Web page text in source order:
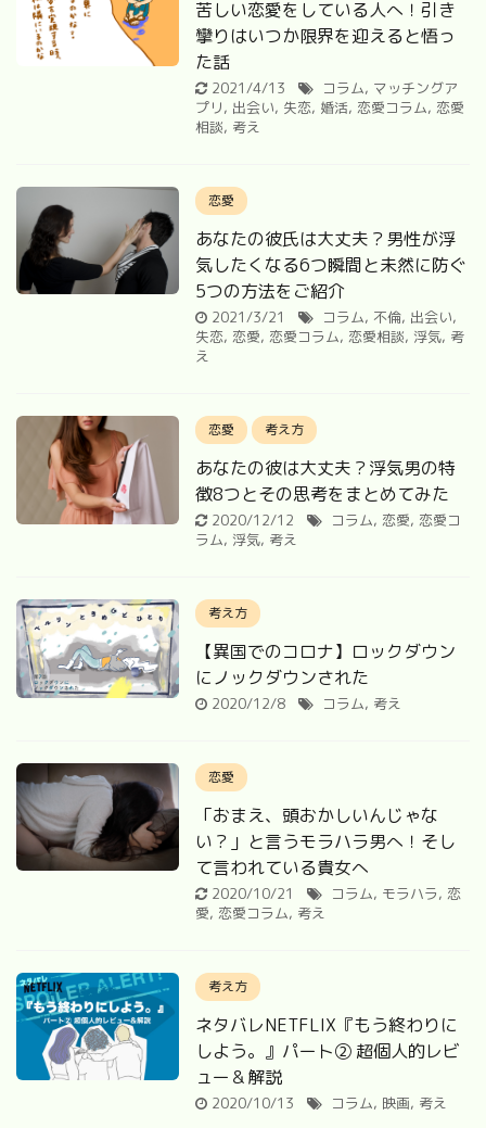
苦しい恋愛をしている人へ！引き
攣りはいつか限界を迎えると悟っ
た話
2021/4/13 コラム, マッチングア
プリ, 出会い, 失恋, 婚活, 恋愛コラム, 恋愛
相談, 考え
恋愛
あなたの彼氏は大丈夫？男性が浮
気したくなる6つ瞬間と未然に防ぐ
5つの方法をご紹介
2021/3/21 コラム, 不倫, 出会い,
失恋, 恋愛, 恋愛コラム, 恋愛相談, 浮気, 考
え
恋愛 考え方
あなたの彼は大丈夫？浮気男の特
徴8つとその思考をまとめてみた
2020/12/12 コラム, 恋愛, 恋愛コ
ラム, 浮気, 考え
考え方
【異国でのコロナ】ロックダウン
にノックダウンされた
2020/12/8 コラム, 考え
恋愛
「おまえ、頭おかしいんじゃな
い？」と言うモラハラ男へ！そし
て言われている貴女へ
2020/10/21 コラム, モラハラ, 恋
愛, 恋愛コラム, 考え
考え方
ネタバレNETFLIX『もう終わりに
しよう。』パート② 超個人的レビ
ュー＆解説
2020/10/13 コラム, 映画, 考え